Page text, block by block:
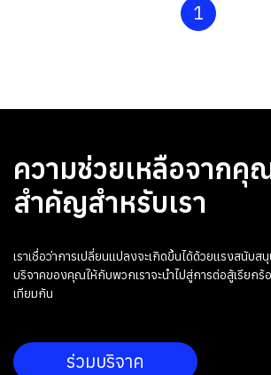
1
ความช่วยเหลือจากคุ
สำคัญสำหรับเรา
เราเชื่อว่าการเปลี่ยนแปลงจะเกิดขึ้นได้ด้วยแรงสนับส
บริจาคของคุณให้กับพวกเราจะนำไปสู่การต่อสู้เรียกร้
เทียมกัน
ร่วมบริจาค